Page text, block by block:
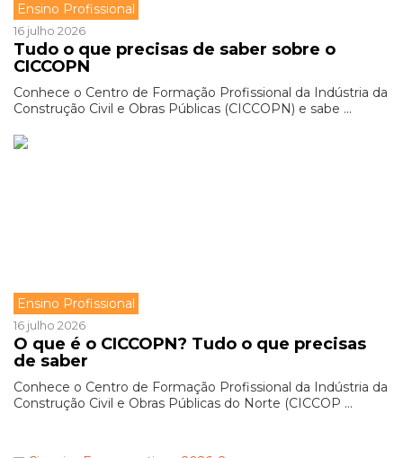
Ensino Profissional
16 julho 2026
Tudo o que precisas de saber sobre o
CICCOPN
Conhece o Centro de Formação Profissional da Indústria da
Construção Civil e Obras Públicas (CICCOPN) e sabe ...
Ensino Profissional
16 julho 2026
O que é o CICCOPN? Tudo o que precisas
de saber
Conhece o Centro de Formação Profissional da Indústria da
Construção Civil e Obras Públicas do Norte (CICCOP ...